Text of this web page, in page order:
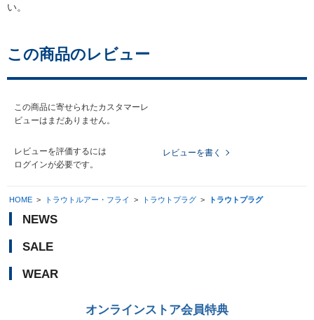
い。
この商品のレビュー
この商品に寄せられたカスタマーレ
ビューはまだありません。
レビューを評価するには
ログインが必要です。
レビューを書く
HOME > トラウトルアー・フライ > トラウトプラグ > トラウトプラグ
NEWS
SALE
WEAR
オンラインストア会員特典